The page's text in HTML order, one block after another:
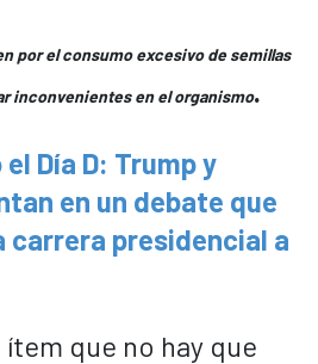
por el consumo excesivo de semillas
inconvenientes en el organismo.
Día D: Trump y
en un debate que
carrera presidencial a
que no hay que